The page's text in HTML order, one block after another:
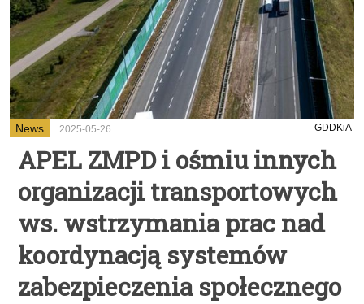
News 2025-05-26 GDDKiA
APEL ZMPD i ośmiu innych
organizacji transportowych
ws. wstrzymania prac nad
koordynacją systemów
zabezpieczenia społecznego